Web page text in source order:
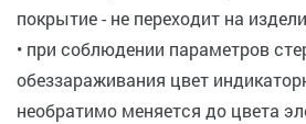
покрытие - не переходит на
• при соблюдении параметров
обеззараживания цвет
необратимо меняется до цвета